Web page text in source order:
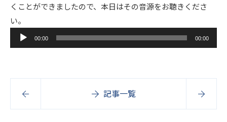
くことができましたので、本日はその音源をお聴きくださ
い。
声
レ
00:00 00:00
記事一覧